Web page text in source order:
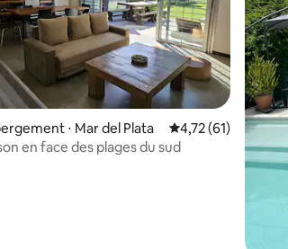
⋅ Mar del Plata Évaluation
4,72 (61)
en face des plages du sud